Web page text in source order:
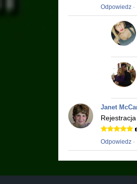
Odpowiedz ·
Janet
Rejestracja
Odpowiedz ·